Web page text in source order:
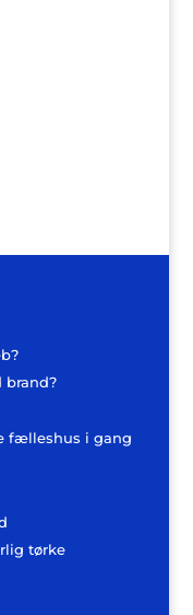
brand?
fælleshus i gang
tørke